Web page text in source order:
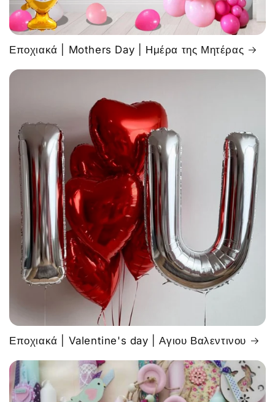
Εποχιακά | Mothers Day | Ημέρα της Μητέρας
Εποχιακά | Valentine's day | Αγιου Βαλεντινου